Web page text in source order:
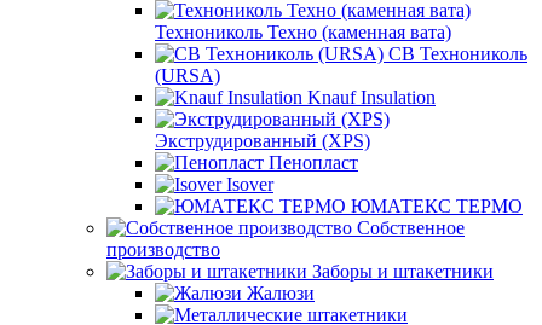
Технониколь Техно (каменная вата)
СВ Технониколь
(URSA)
Knauf Insulation
Экструдированный (XPS)
Пенопласт
Isover
ЮМАТЕКС ТЕРМО
Собственное
производство
Заборы и штакетники
Жалюзи